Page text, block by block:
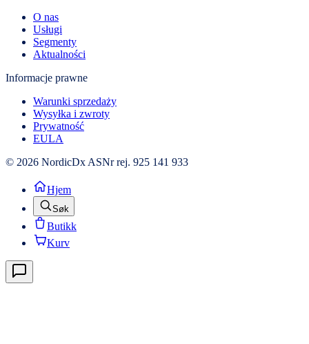
O nas
Usługi
Segmenty
Aktualności
Informacje prawne
Warunki sprzedaży
Wysyłka i zwroty
Prywatność
EULA
© 2026 NordicDx ASNr rej. 925 141 933
Hjem
Søk
Butikk
Kurv